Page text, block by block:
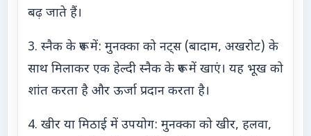
बढ़ जाते हैं।
3. स्नैक के रूप में: मुनक्का को नट्स (बादाम, अखरोट) के
साथ मिलाकर एक हेल्दी स्नैक के रूप में खाएं। यह भूख को
शांत करता है और ऊर्जा प्रदान करता है।
4. खीर या मिठाई में उपयोग: मुनक्का को खीर, हलवा,